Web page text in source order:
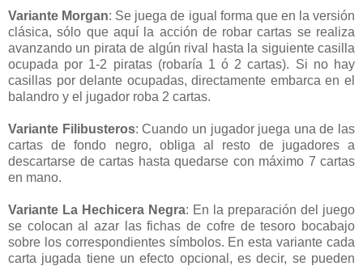
Variante Morgan: Se juega de igual forma que en la versión
clásica, sólo que aquí la acción de robar cartas se realiza
avanzando un pirata de algún rival hasta la siguiente casilla
ocupada por 1-2 piratas (robaría 1 ó 2 cartas). Si no hay
casillas por delante ocupadas, directamente embarca en el
balandro y el jugador roba 2 cartas.
Variante Filibusteros: Cuando un jugador juega una de las
cartas de fondo negro, obliga al resto de jugadores a
descartarse de cartas hasta quedarse con máximo 7 cartas
en mano.
Variante La Hechicera Negra: En la preparación del juego
se colocan al azar las fichas de cofre de tesoro bocabajo
sobre los correspondientes símbolos. En esta variante cada
carta jugada tiene un efecto opcional, es decir, se pueden